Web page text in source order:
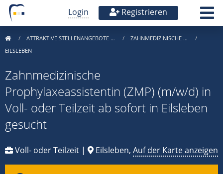
Login Registrieren
ATTRAKTIVE STELLENANGEBOTE …
ZAHNMEDIZINISCHE …
EILSLEBEN
Zahnmedizinische
Prophylaxeassistentin (ZMP) (m/w/d) in
Voll- oder Teilzeit ab sofort in Eilsleben
gesucht
Voll- oder Teilzeit | Eilsleben, Auf der Karte anzeigen